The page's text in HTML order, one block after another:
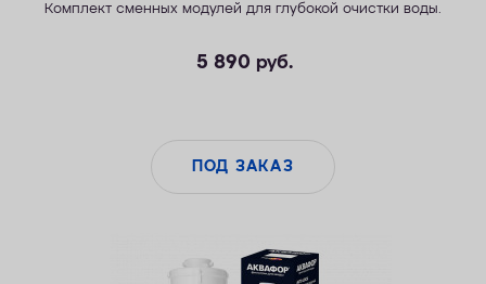
Комплект сменных модулей для глубокой очистки воды.
5 890 руб.
ПОД ЗАКАЗ